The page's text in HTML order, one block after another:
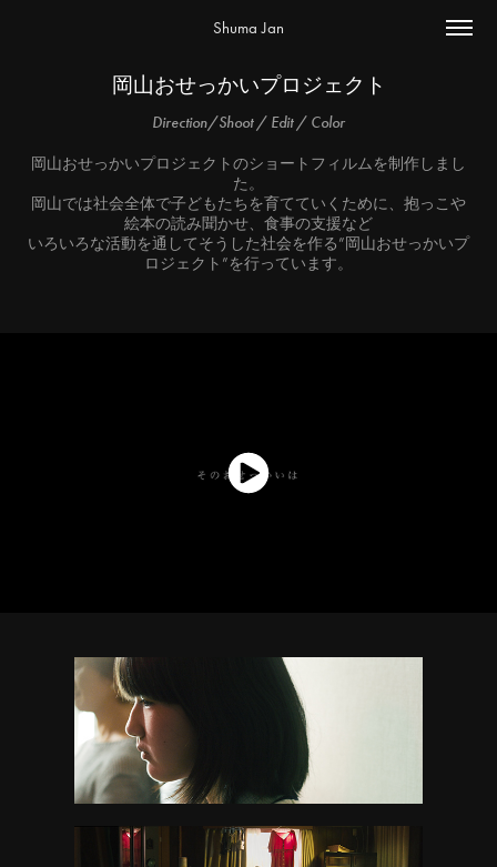
Shuma Jan
岡山おせっかいプロジェクト
Direction/Shoot / Edit / Color
岡山おせっかいプロジェクトのショートフィルムを制作しまし
た。
岡山では社会全体で子どもたちを育てていくために、抱っこや
絵本の読み聞かせ、食事の支援など
いろいろな活動を通してそうした社会を作る”岡山おせっかいプ
ロジェクト”を行っています。